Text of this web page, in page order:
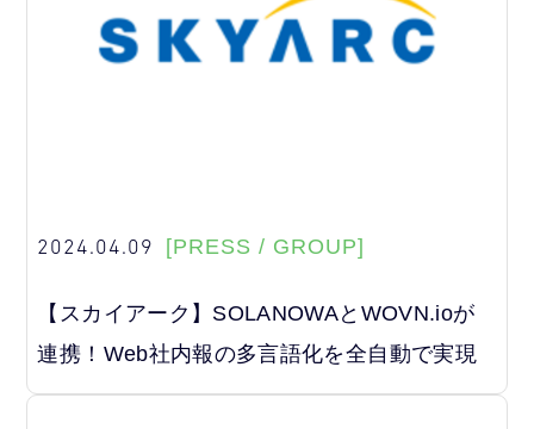
2024.04.09 [PRESS / GROUP]
【スカイアーク】SOLANOWAとWOVN.ioが
連携！Web社内報の多言語化を全自動で実現